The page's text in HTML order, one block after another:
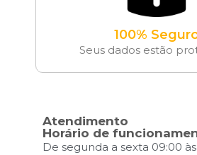
100%
Seus dados estão
Atendimento
Horário de
De segunda a sexta 09:00